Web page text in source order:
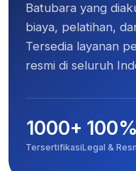
Batubara yang
biaya, pelatihan,
Tersedia layanan
resmi di seluruh
1000+
Tersertifikasi
100%
Legal &